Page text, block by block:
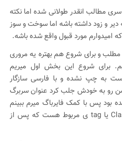
مطالب انقدر طولانی شده اما نکته
دیر و زود داشته باشه اما سوخت و سوز
امیدوارم مورد قبول واقع شده باشه.
و برای شروع هم بهتره یه مروری
برای شروع این بخش اول میریم
به چپ نشده و با فارسی سازگار
من رو به خودش جلب کرد عنوان سربرگ
بود پس با کمک فایرباگ میرم ببینم
عنوان سربرگ به چه ID یا Class یا tag ی مربوط هست که پس از